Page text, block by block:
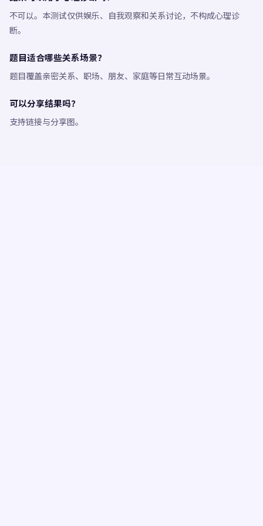
不可以。本测试仅供娱乐、自我观察和关系讨论，不构成心理诊
断。
题目适合哪些关系场景？
题目覆盖亲密关系、职场、朋友、家庭等日常互动场景。
可以分享结果吗？
支持链接与分享图。